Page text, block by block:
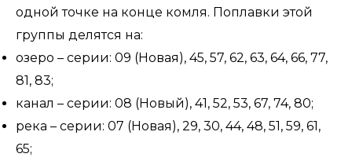
одной точке на конце комля. Поплавки этой
группы делятся на:
озеро – серии: 09 (Новая), 45, 57, 62, 63, 64, 66, 77,
81, 83;
канал – серии: 08 (Новый), 41, 52, 53, 67, 74, 80;
река – серии: 07 (Новая), 29, 30, 44, 48, 51, 59, 61,
65;